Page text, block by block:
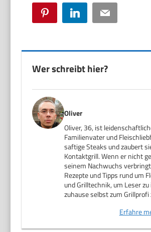
Pinterest LinkedIn Email
Wer schreibt hier?
Oliver
Oliver, 36, ist
Familienvater und
saftige Steaks und zaubert
Kontaktgrill. Wenn er nicht
seinem Nachwuchs
Rezepte und Tipps rund um
und Grilltechnik, um Leser
zuhause selbst zum Grillprofi
Erfahre